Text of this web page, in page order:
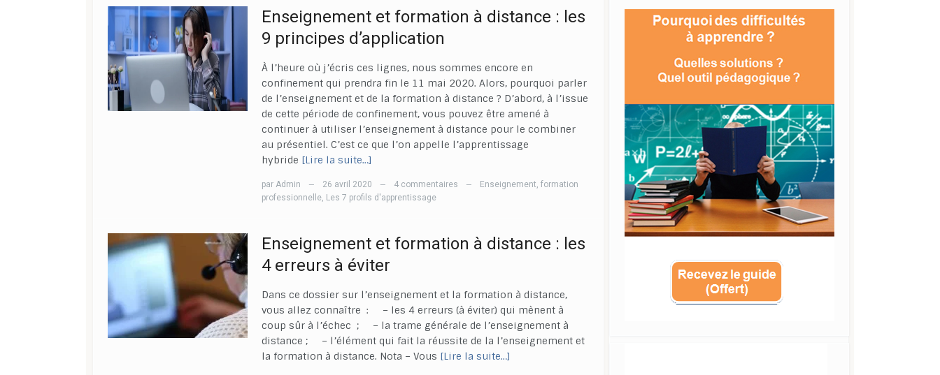
Enseignement et formation à distance : les
9 principes d’application
À l’heure où j’écris ces lignes, nous sommes encore en
confinement qui prendra fin le 11 mai 2020. Alors, pourquoi parler
de l’enseignement et de la formation à distance ? D’abord, à l’issue
de cette période de confinement, vous pouvez être amené à
continuer à utiliser l’enseignement à distance pour le combiner
au présentiel. C’est ce que l’on appelle l’apprentissage
hybride [Lire la suite…]
par Admin — 26 avril 2020 — 4 commentaires — Enseignement, formation
professionnelle, Les 7 profils d'apprentissage
Enseignement et formation à distance : les
4 erreurs à éviter
Dans ce dossier sur l’enseignement et la formation à distance,
vous allez connaître : – les 4 erreurs (à éviter) qui mènent à
coup sûr à l’échec ; – la trame générale de l’enseignement à
distance ; – l’élément qui fait la réussite de la l’enseignement et
la formation à distance. Nota – Vous [Lire la suite…]